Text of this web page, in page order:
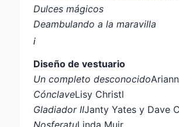
Dulces mágicos
Deambulando a la maravilla
¡
Diseño de vestuario
Un completo desconocido
CónclaveLisy Christl
Gladiador IIJanty Yates y Dave
NosferatuLinda Muir